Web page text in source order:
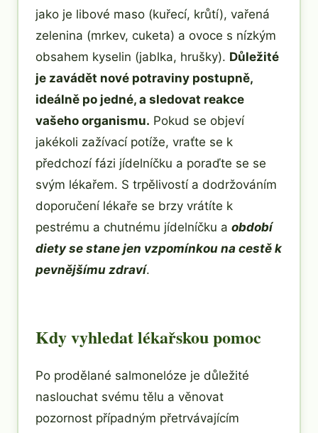
jako je libové maso (kuřecí, krůtí), vařená
zelenina (mrkev, cuketa) a ovoce s nízkým
obsahem kyselin (jablka, hrušky). Důležité
je zavádět nové potraviny postupně,
ideálně po jedné, a sledovat reakce
vašeho organismu. Pokud se objeví
jakékoli zažívací potíže, vraťte se k
předchozí fázi jídelníčku a poraďte se se
svým lékařem. S trpělivostí a dodržováním
doporučení lékaře se brzy vrátíte k
pestrému a chutnému jídelníčku a období
diety se stane jen vzpomínkou na cestě k
pevnějšímu zdraví.
Kdy vyhledat lékařskou pomoc
Po prodělané salmonelóze je důležité
naslouchat svému tělu a věnovat
pozornost případným přetrvávajícím